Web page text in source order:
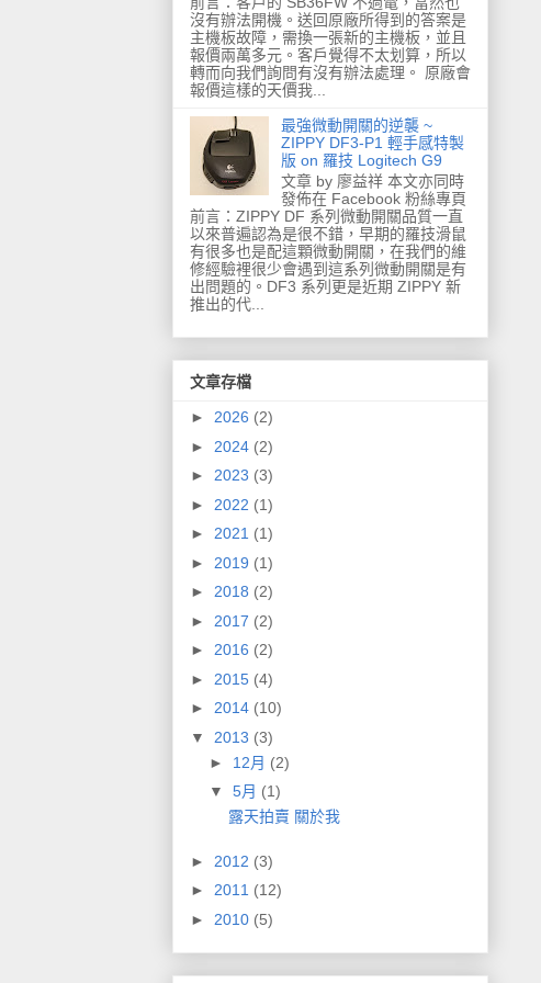
沒有辦法開機。送回原廠所得到的答案是
主機板故障，需換一張新的主機板，並且
報價兩萬多元。客戶覺得不太划算，所以
轉而向我們詢問有沒有辦法處理。 原廠會
報價這樣的天價我...
最強微動開關的逆襲 ~
ZIPPY DF3-P1 輕手感特製
版 on 羅技 Logitech G9
文章 by 廖益祥 本文亦同時
發佈在 Facebook 粉絲專頁
前言：ZIPPY DF 系列微動開關品質一直
以來普遍認為是很不錯，早期的羅技滑鼠
有很多也是配這顆微動開關，在我們的維
修經驗裡很少會遇到這系列微動開關是有
出問題的。DF3 系列更是近期 ZIPPY 新
推出的代...
文章存檔
► 2026 (2)
► 2024 (2)
► 2023 (3)
► 2022 (1)
► 2021 (1)
► 2019 (1)
► 2018 (2)
► 2017 (2)
► 2016 (2)
► 2015 (4)
► 2014 (10)
▼ 2013 (3)
► 12月 (2)
▼ 5月 (1)
露天拍賣 關於我
► 2012 (3)
► 2011 (12)
► 2010 (5)